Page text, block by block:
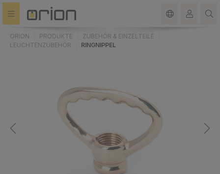
springen
ORION PRODUKTE
ZUBEHÖR & EINZELTEILE
LEUCHTENZUBEHÖR
RINGNIPPEL